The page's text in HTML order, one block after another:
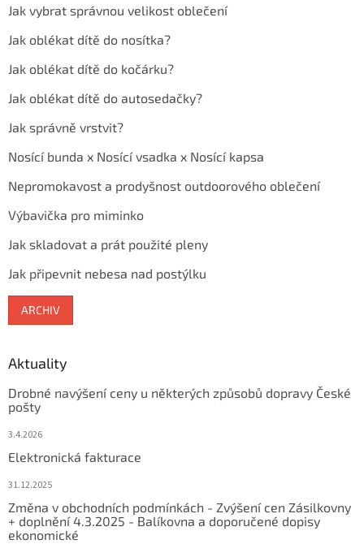
Jak vybrat správnou velikost oblečení
Jak oblékat dítě do nosítka?
Jak oblékat dítě do kočárku?
Jak oblékat dítě do autosedačky?
Jak správně vrstvit?
Nosící bunda x Nosící vsadka x Nosící kapsa
Nepromokavost a prodyšnost outdoorového oblečení
Výbavička pro miminko
Jak skladovat a prát použité pleny
Jak připevnit nebesa nad postýlku
ARCHIV
Aktuality
Drobné navýšení ceny u některých způsobů dopravy České
pošty
3.4.2026
Elektronická fakturace
31.12.2025
Změna v obchodních podmínkách - Zvýšení cen Zásilkovny
+ doplnění 4.3.2025 - Balíkovna a doporučené dopisy
ekonomické